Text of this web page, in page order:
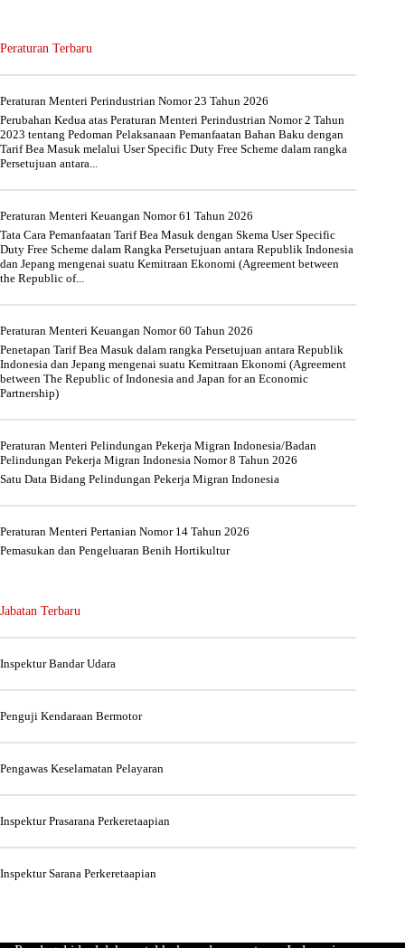
Peraturan Terbaru
Peraturan Menteri Perindustrian Nomor 23 Tahun 2026
Perubahan Kedua atas Peraturan Menteri Perindustrian Nomor 2 Tahun
2023 tentang Pedoman Pelaksanaan Pemanfaatan Bahan Baku dengan
Tarif Bea Masuk melalui User Specific Duty Free Scheme dalam rangka
Persetujuan antara...
Peraturan Menteri Keuangan Nomor 61 Tahun 2026
Tata Cara Pemanfaatan Tarif Bea Masuk dengan Skema User Specific
Duty Free Scheme dalam Rangka Persetujuan antara Republik Indonesia
dan Jepang mengenai suatu Kemitraan Ekonomi (Agreement between
the Republic of...
Peraturan Menteri Keuangan Nomor 60 Tahun 2026
Penetapan Tarif Bea Masuk dalam rangka Persetujuan antara Republik
Indonesia dan Jepang mengenai suatu Kemitraan Ekonomi (Agreement
between The Republic of Indonesia and Japan for an Economic
Partnership)
Peraturan Menteri Pelindungan Pekerja Migran Indonesia/Badan
Pelindungan Pekerja Migran Indonesia Nomor 8 Tahun 2026
Satu Data Bidang Pelindungan Pekerja Migran Indonesia
Peraturan Menteri Pertanian Nomor 14 Tahun 2026
Pemasukan dan Pengeluaran Benih Hortikultur
Jabatan Terbaru
Inspektur Bandar Udara
Penguji Kendaraan Bermotor
Pengawas Keselamatan Pelayaran
Inspektur Prasarana Perkeretaapian
Inspektur Sarana Perkeretaapian